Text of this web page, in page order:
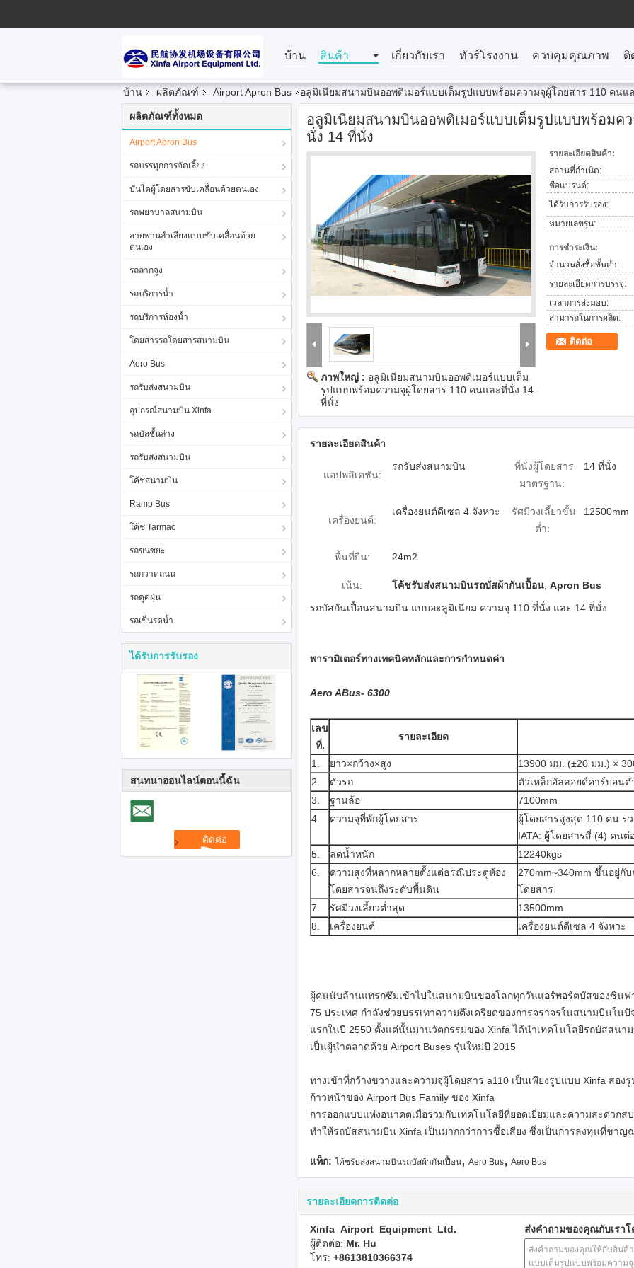
บ้าน สินค้า เกี่ยวกับเรา ทัวร์โรงงาน ควบคุมคุณภาพ ติ
บ้าน ผลิตภัณฑ์ Airport Apron Bus อลูมิเนียมสนามบินออพติเมอร์แบบเต็มรูปแบบพร้อมความจุผู้โดยสาร 110 คนแ
ผลิตภัณฑ์ทั้งหมด
Airport Apron Bus
รถบรรทุกการจัดเลี้ยง
บันไดผู้โดยสารขับเคลื่อนด้วยตนเอง
รถพยาบาลสนามบิน
สายพานลำเลียงแบบขับเคลื่อนด้วย
ตนเอง
รถลากจูง
รถบริการน้ำ
รถบริการห้องน้ำ
โดยสารรถโดยสารสนามบิน
Aero Bus
รถรับส่งสนามบิน
อุปกรณ์สนามบิน Xinfa
รถบัสชั้นล่าง
รถรับส่งสนามบิน
โค้ชสนามบิน
Ramp Bus
โค้ช Tarmac
รถขนขยะ
รถกวาดถนน
รถดูดฝุ่น
รถเข็นรดน้ำ
ได้รับการรับรอง
สนทนาออนไลน์ตอนนี้ฉัน
อลูมิเนียมสนามบินออพติเมอร์แบบเต็มรูปแบบพร้อมค
นั่ง 14 ที่นั่ง
ภาพใหญ่ : อลูมิเนียมสนามบินออพติเมอร์แบบเต็ม
รูปแบบพร้อมความจุผู้โดยสาร 110 คนและที่นั่ง 14
ที่นั่ง
รายละเอียดสินค้า:
สถานที่กำเนิด:
ชื่อแบรนด์:
ได้รับการรับรอง:
หมายเลขรุ่น:
การชำระเงิน:
จำนวนสั่งซื้อขั้นต่ำ:
รายละเอียดการบรรจุ:
เวลาการส่งมอบ:
สามารถในการผลิต:
ติดต่อ
รายละเอียดสินค้า
แอปพลิเคชัน:
รถรับส่งสนามบิน
ที่นั่งผู้โดยสาร
มาตรฐาน:
14 ที่นั่ง
เครื่องยนต์:
เครื่องยนต์ดีเซล 4 จังหวะ
รัศมีวงเลี้ยวขั้น
ต่ำ:
12500mm
พื้นที่ยืน: 24m2
เน้น: โค้ชรับส่งสนามบินรถบัสผ้ากันเปื้อน Apron Bus
รถบัสกันเปื้อนสนามบิน แบบอะลูมิเนียม ความจุ 110 ที่นั่ง และ 14 ที่นั่ง
พารามิเตอร์ทางเทคนิคหลักและการกำหนดค่า
Aero ABus- 6300
เลข
ที่.
รายละเอียด
1. ยาว×กว้าง×สูง
13900 มม. (±20 มม.) ×
2.
ตัวรถ
ตัวเหล็กอัลลอยด์คาร์บอน
3.
ฐานล้อ
7100mm
4.
ความจุที่พักผู้โดยสาร
ผู้โดยสารสูงสุด 110 คน ร
IATA: ผู้โดยสารสี่ (4) คนต่
5.
ลดน้ำหนัก
12240kgs
6.
ความสูงที่หลากหลายตั้งแต่ธรณีประตูห้อง
โดยสารจนถึงระดับพื้นดิน
270mm~340mm ขึ้นอยู่กั
โดยสาร
7.
รัศมีวงเลี้ยวต่ำสุด
13500mm
8.
เครื่องยนต์ เครื่องยนต์ดีเซล 4 จังหวะ
ผู้คนนับล้านแทรกซึมเข้าไปในสนามบินของโลกทุกวันแอร์พอร์ตบัสของซินฟ
75 ประเทศ กำลังช่วยบรรเทาความตึงเครียดของการจราจรในสนามบินใน
แรกในปี 2550 ตั้งแต่นั้นมานวัตกรรมของ Xinfa ได้นำเทคโนโลยีรถบัสสนา
เป็นผู้นำตลาดด้วย Airport Buses รุ่นใหม่ปี 2015
ทางเข้าที่กว้างขวางและความจุผู้โดยสาร a110 เป็นเพียงรูปแบบ Xinfa สอ
ก้าวหน้าของ Airport Bus Family ของ Xinfa
การออกแบบแห่งอนาคตเมื่อรวมกับเทคโนโลยีที่ยอดเยี่ยมและความสะดวกส
ทำให้รถบัสสนามบิน Xinfa เป็นมากกว่าการซื้อเสียง ซึ่งเป็นการลงทุนที่ชาญ
แท็ก: โค้ชรับส่งสนามบินรถบัสผ้ากันเปื้อน, Aero Bus, Aero Bus
รายละเอียดการติดต่อ
Xinfa Airport Equipment Ltd.
ผู้ติดต่อ: Mr. Hu
โทร: +8613810366374
ส่งคำถามของคุณกับเราโ